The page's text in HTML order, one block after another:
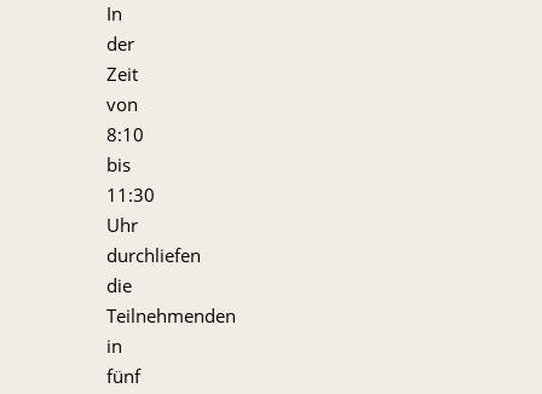
In
der
Zeit
von
8:10
bis
11:30
Uhr
durchliefen
die
Teilnehmenden
in
fünf